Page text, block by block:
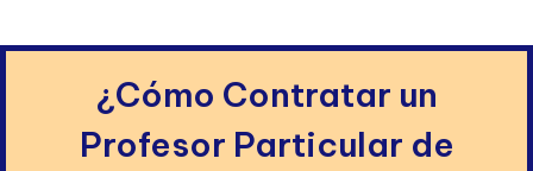
¿Cómo Contratar un
Profesor Particular de